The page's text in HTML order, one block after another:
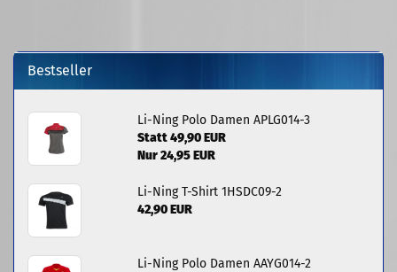
Bestseller
Li-Ning Polo Damen APLG014-3
Statt 49,90 EUR
Nur 24,95 EUR
Li-Ning T-Shirt 1HSDC09-2
42,90 EUR
Li-Ning Polo Damen AAYG014-2